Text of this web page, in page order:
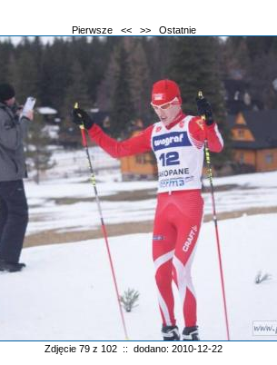
Pierwsze << >> Ostatnie
Zdjęcie 79 z 102 :: dodano: 2010-12-22